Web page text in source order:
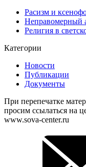
Расизм и
Неправомерный
Религия в
Категории
Новости
Публикации
Документы
При перепечатке
просим ссылаться на
www.sova-center.ru